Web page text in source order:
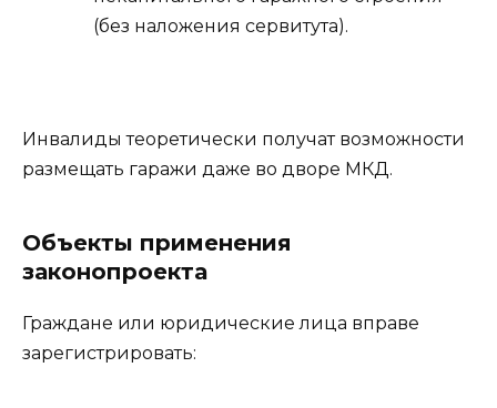
(без наложения сервитута).
Инвалиды теоретически получат возможности
размещать гаражи даже во дворе МКД.
Объекты применения
законопроекта
Граждане или юридические лица вправе
зарегистрировать: